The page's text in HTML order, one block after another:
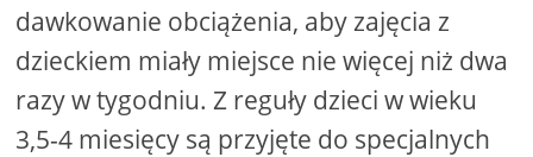
dawkowanie obciążenia, aby zajęcia z
dzieckiem miały miejsce nie więcej niż dwa
razy w tygodniu. Z reguły dzieci w wieku
3,5-4 miesięcy są przyjęte do specjalnych